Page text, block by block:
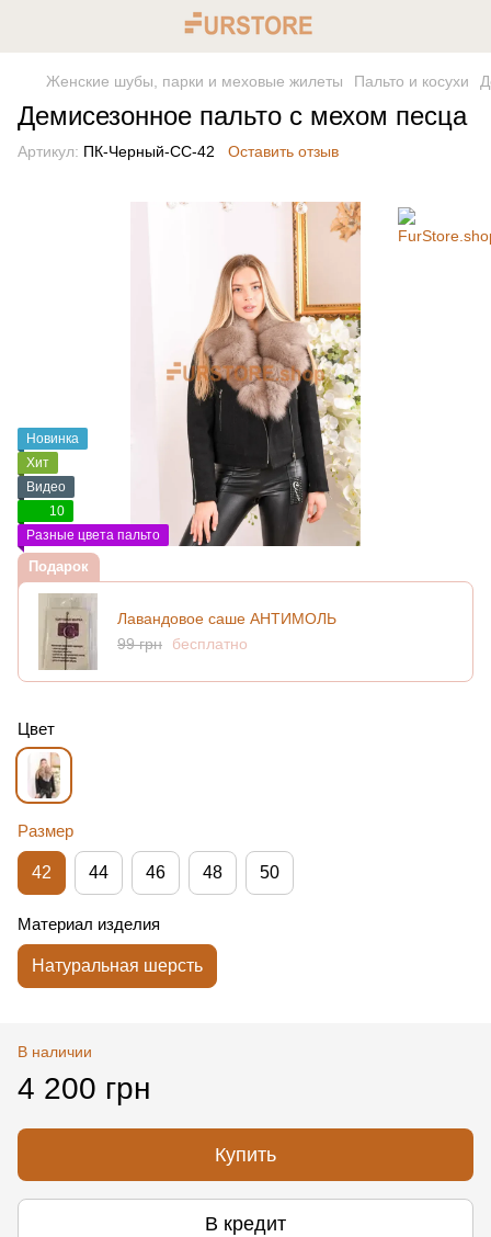
Женские шубы, парки и меховые жилеты Пальто и косухи
Демисезонное пальто с мехом песца
Артикул: ПК-Черный-СС-42 Оставить отзыв
Новинка
Хит
Видео
10
Разные цвета пальто
Подарок
Лавандовое саше АНТИМОЛЬ
99 грн
бесплатно
Цвет
Размер
42 44 46 48 50
Материал изделия
Натуральная шерсть
В наличии
4 200 грн
Купить
В кредит